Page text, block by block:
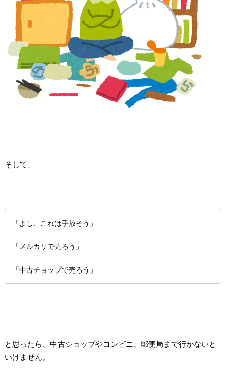
そして、
「よし、これは手放そう」
「メルカリで売ろう」
「中古チョップで売ろう」
と思ったら、中古ショップやコンビニ、郵便局まで行かないと
いけません。